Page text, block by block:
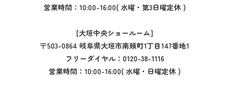
営業時間：10:00-16:00( 水曜・第3日曜定休 )
[大垣中央ショールーム]
〒503-0864 岐阜県大垣市南頬町1丁目147番地1
フリーダイヤル： 0120-38-1116
営業時間：10:00-16:00( 水曜・日曜定休 )